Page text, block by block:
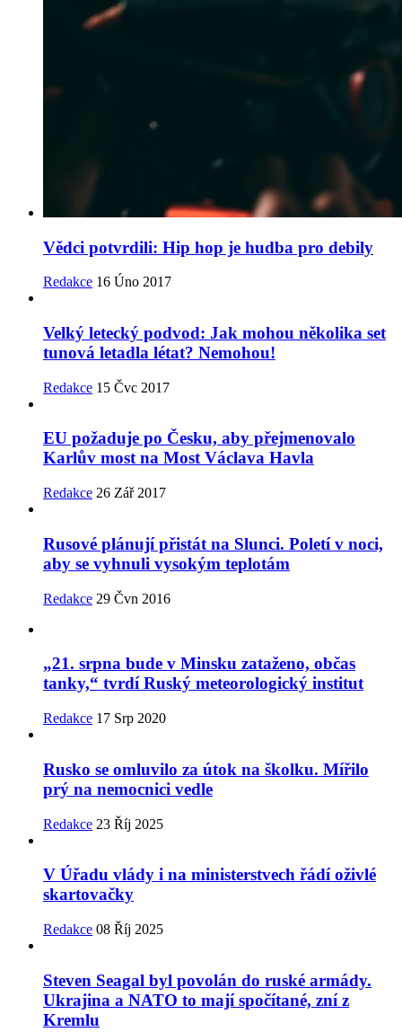
Vědci potvrdili: Hip hop je hudba pro debily
Redakce 16 Úno 2017
Velký letecký podvod: Jak mohou několika set
tunová letadla létat? Nemohou!
Redakce 15 Čvc 2017
EU požaduje po Česku, aby přejmenovalo
Karlův most na Most Václava Havla
Redakce 26 Zář 2017
Rusové plánují přistát na Slunci. Poletí v noci,
aby se vyhnuli vysokým teplotám
Redakce 29 Čvn 2016
„21. srpna bude v Minsku zataženo, občas
tanky,“ tvrdí Ruský meteorologický institut
Redakce 17 Srp 2020
Rusko se omluvilo za útok na školku. Mířilo
prý na nemocnici vedle
Redakce 23 Říj 2025
V Úřadu vlády i na ministerstvech řádí oživlé
skartovačky
Redakce 08 Říj 2025
Steven Seagal byl povolán do ruské armády.
Ukrajina a NATO to mají spočítané, zní z
Kremlu